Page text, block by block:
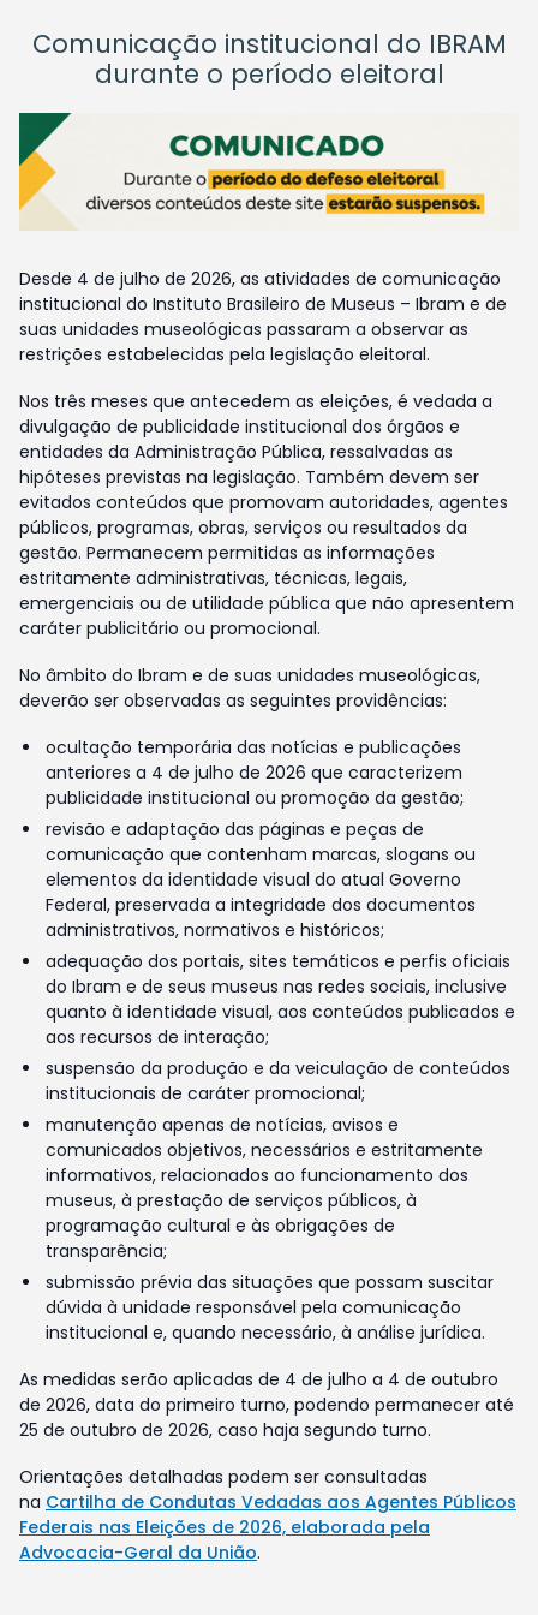
Comunicação institucional do IBRAM
durante o período eleitoral
Desde 4 de julho de 2026, as atividades de comunicação
institucional do Instituto Brasileiro de Museus – Ibram e de
suas unidades museológicas passaram a observar as
restrições estabelecidas pela legislação eleitoral.
Nos três meses que antecedem as eleições, é vedada a
divulgação de publicidade institucional dos órgãos e
entidades da Administração Pública, ressalvadas as
hipóteses previstas na legislação. Também devem ser
evitados conteúdos que promovam autoridades, agentes
públicos, programas, obras, serviços ou resultados da
gestão. Permanecem permitidas as informações
estritamente administrativas, técnicas, legais,
emergenciais ou de utilidade pública que não apresentem
caráter publicitário ou promocional.
No âmbito do Ibram e de suas unidades museológicas,
deverão ser observadas as seguintes providências:
ocultação temporária das notícias e publicações
anteriores a 4 de julho de 2026 que caracterizem
publicidade institucional ou promoção da gestão;
revisão e adaptação das páginas e peças de
comunicação que contenham marcas, slogans ou
elementos da identidade visual do atual Governo
Federal, preservada a integridade dos documentos
administrativos, normativos e históricos;
adequação dos portais, sites temáticos e perfis oficiais
do Ibram e de seus museus nas redes sociais, inclusive
quanto à identidade visual, aos conteúdos publicados e
aos recursos de interação;
suspensão da produção e da veiculação de conteúdos
institucionais de caráter promocional;
manutenção apenas de notícias, avisos e
comunicados objetivos, necessários e estritamente
informativos, relacionados ao funcionamento dos
museus, à prestação de serviços públicos, à
programação cultural e às obrigações de
transparência;
submissão prévia das situações que possam suscitar
dúvida à unidade responsável pela comunicação
institucional e, quando necessário, à análise jurídica.
As medidas serão aplicadas de 4 de julho a 4 de outubro
de 2026, data do primeiro turno, podendo permanecer até
25 de outubro de 2026, caso haja segundo turno.
Orientações detalhadas podem ser consultadas
na Cartilha de Condutas Vedadas aos Agentes Públicos
Federais nas Eleições de 2026, elaborada pela
Advocacia-Geral da União.